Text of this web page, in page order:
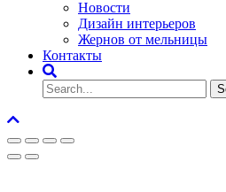
Новости
Дизайн интерьеров
Жернов от мельницы
Контакты